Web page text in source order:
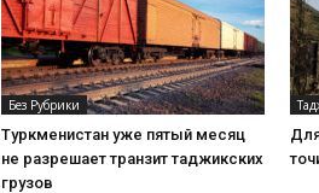
Без Рубрики
Туркменистан уже пятый месяц
не разрешает транзит таджикских
грузов